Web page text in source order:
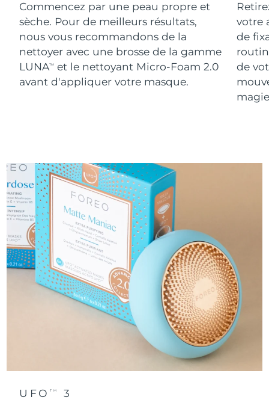
Commencez par une peau propre et
sèche. Pour de meilleurs résultats,
nous vous recommandons de la
nettoyer avec une brosse de la gamme
LUNATM
et le nettoyant Micro-Foam 2.0
avant d'appliquer votre masque.
votre
de
de
UFO TM 3